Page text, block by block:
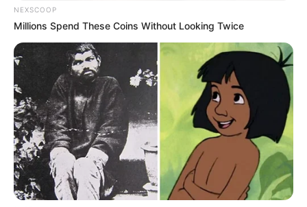
15:29 / 16 Mart 2026 ŞİKAYƏTLƏR
Binəqədidə "Ölüm lifti": Sakinlərdən pul
yığılır, amma təmir yoxdur – VİDEO
1389 9
NEXSCOOP
Millions Spend These Coins Without Looking Twice